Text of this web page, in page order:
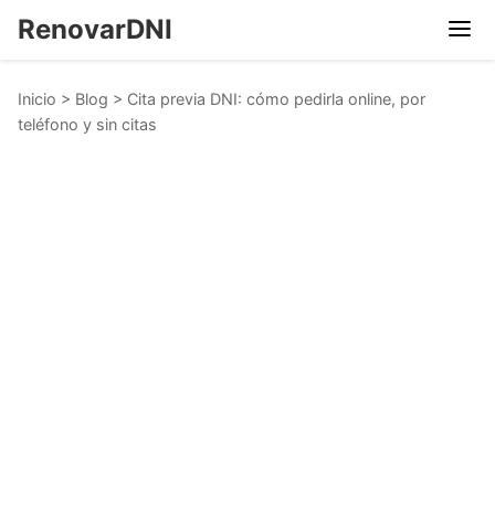
RenovarDNI
Inicio > Blog > Cita previa DNI: cómo pedirla online, por
teléfono y sin citas